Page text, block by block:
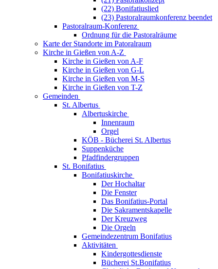
(22) Bonifatiuslied
(23) Pastoralraumkonferenz beendet
Pastoralraum-Konferenz
Ordnung für die Pastoralräume
Karte der Standorte im Patoralraum
Kirche in Gießen von A-Z
Kirche in Gießen von A-F
Kirche in Gießen von G-L
Kirche in Gießen von M-S
Kirche in Gießen von T-Z
Gemeinden
St. Albertus
Albertuskirche
Innenraum
Orgel
KÖB - Bücherei St. Albertus
Suppenküche
Pfadfindergruppen
St. Bonifatius
Bonifatiuskirche
Der Hochaltar
Die Fenster
Das Bonifatius-Portal
Die Sakramentskapelle
Der Kreuzweg
Die Orgeln
Gemeindezentrum Bonifatius
Aktivitäten
Kindergottesdienste
Bücherei St.Bonifatius